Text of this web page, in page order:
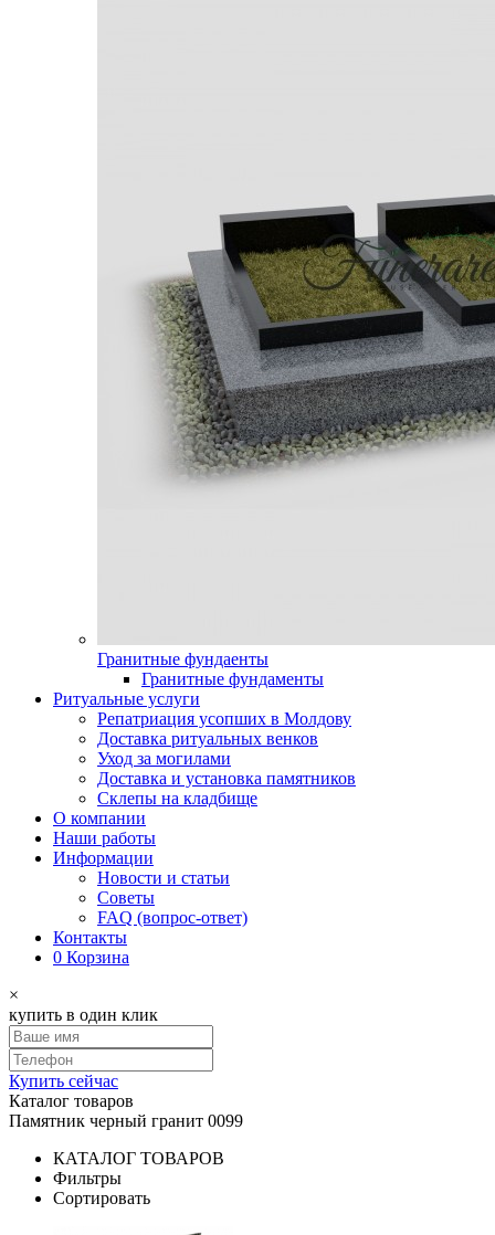
Гранитные фундаенты
Гранитные фундаменты
Ритуальные услуги
Репатриация усопших в Молдову
Доставка ритуальных венков
Уход за могилами
Доставка и установка памятников
Склепы на кладбище
О компании
Наши работы
Информации
Новости и статьи
Советы
FAQ (вопрос-ответ)
Контакты
0 Корзина
×
купить в один клик
Купить сейчас
Каталог товаров
Памятник черный гранит 0099
КАТАЛОГ ТОВАРОВ
Фильтры
Сортировать